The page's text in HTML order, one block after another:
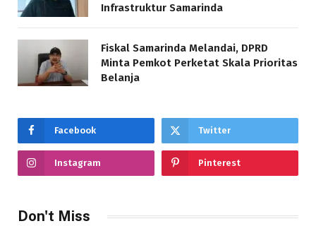
Infrastruktur Samarinda
Fiskal Samarinda Melandai, DPRD
Minta Pemkot Perketat Skala Prioritas
Belanja
Facebook Twitter
Instagram Pinterest
Don't Miss